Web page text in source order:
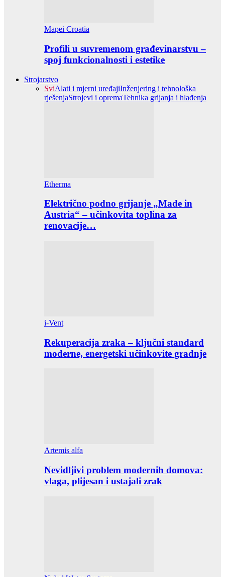
Mapei Croatia
Profili u suvremenom građevinarstvu –
spoj funkcionalnosti i estetike
Strojarstvo
SviAlati i mjerni uređajiInženjering i tehnološka
rješenjaStrojevi i opremaTehnika grijanja i hlađenja
Etherma
Električno podno grijanje „Made in
Austria“ – učinkovita toplina za
renovacije…
i-Vent
Rekuperacija zraka – ključni standard
moderne, energetski učinkovite gradnje
Artemis alfa
Nevidljivi problem modernih domova:
vlaga, plijesan i ustajali zrak